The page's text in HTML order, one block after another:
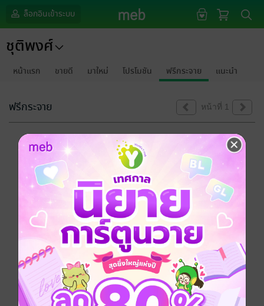
ล็อกอินเข้าระบบ
ชุติพงศ์
หน้าแรก ขายดี มาใหม่ โปรโมชัน ฟรีกระจาย แนะนำ
ฟรีกระจาย หน้าที่ 1
ขออภัยด้วยนะคะ
ไม่พบข้อมูลในหัวข้อที่คุณกำลังชมค่ะ